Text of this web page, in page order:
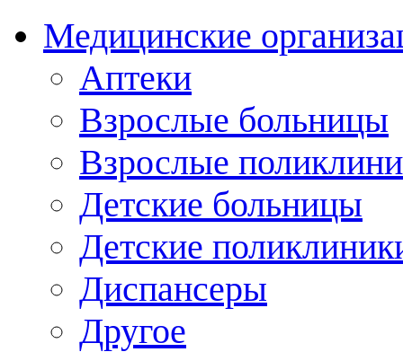
Медицинские
Аптеки
Взрослые больницы
Взрослые
Детские больницы
Детские
Диспансеры
Другое